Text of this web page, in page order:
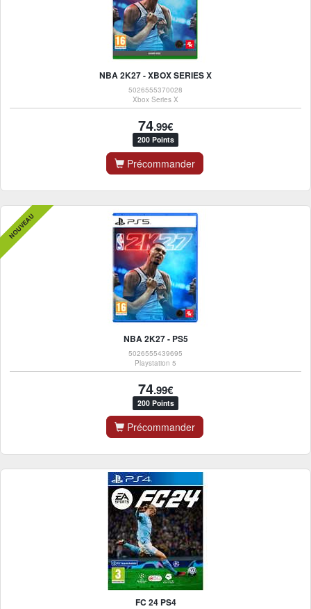
NBA 2K27 - XBOX SERIES X
5026555370028
Xbox Series X
74.99€
200 Points
Précommander
NBA 2K27 - PS5
5026555439695
Playstation 5
74.99€
200 Points
Précommander
NOUVEAU
FC 24 PS4